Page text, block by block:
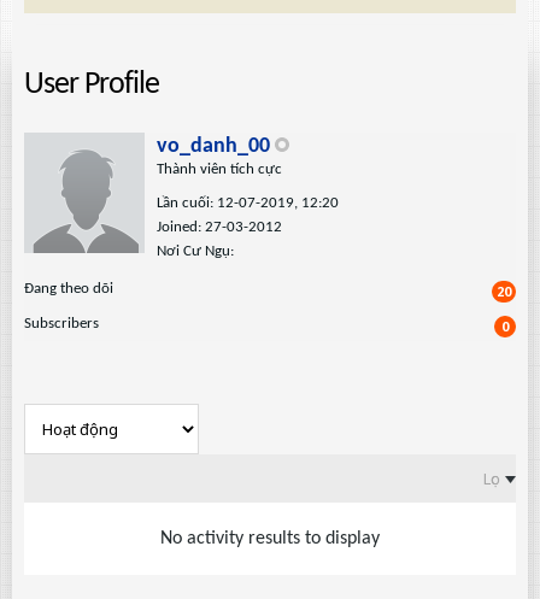
User Profile
vo_danh_00
Thành viên tích cực
Lần cuối: 12-07-2019, 12:20
Joined: 27-03-2012
Nơi Cư Ngụ:
Ðang theo dõi 20
Subscribers 0
Lọc
No activity results to display